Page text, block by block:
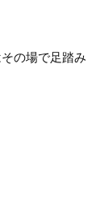
の場で足踏み